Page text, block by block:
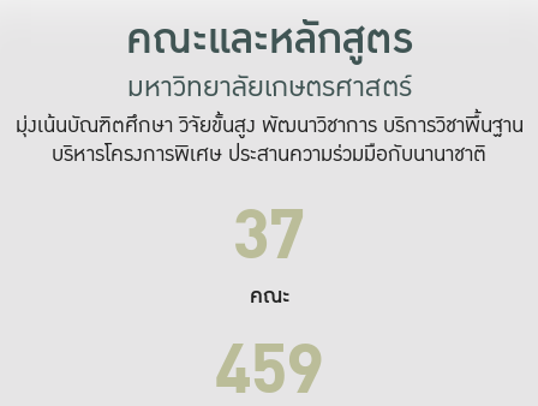
คณะและหลักสูตร
มหาวิทยาลัยเกษตรศาสตร์
มุ่งเน้นบัณฑิตศึกษา วิจัยขั้นสูง พัฒนาวิชาการ บริการวิชาพื้นฐาน
บริหารโครงการพิเศษ ประสานความร่วมมือกับนานาชาติ
37
คณะ
459